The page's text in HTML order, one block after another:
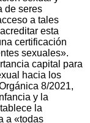
de seres
a tales
esta
certificación
sexuales».
capital para
hacia los
8/2021,
y la
la
a «todas